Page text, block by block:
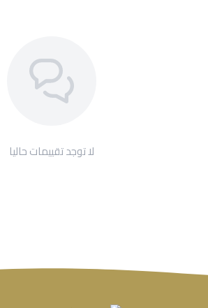
لا توجد تقييمات حاليا